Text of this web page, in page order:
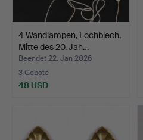
4 Wandlampen, Lochblech,
Mitte des 20. Jah…
Beendet 22. Jan 2026
3 Gebote
48 USD